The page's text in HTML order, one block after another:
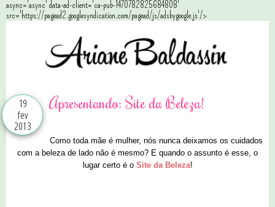
async='async' data-ad-client='ca-pub-1470782825684808'
src='https://pagead2.googlesyndication.com/pagead/js/adsbygoogle.js'/>
19
fev
2013
Apresentando: Site da Beleza!
Como toda mãe é mulher, nós nunca deixamos os cuidados
com a beleza de lado não é mesmo? E quando o assunto é esse, o
lugar certo é o Site da Beleza!